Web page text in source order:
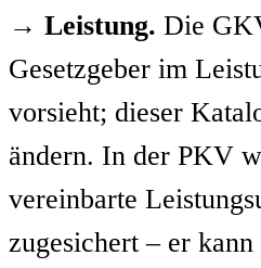
→ Leistung. Die
Gesetzgeber im
vorsieht; dieser
ändern. In der PKV
vereinbarte
zugesichert – er